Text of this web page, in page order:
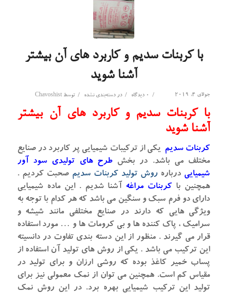
با کربنات سدیم و کاربرد های آن بیشتر
آشنا شوید
جولای 4, 2019 / 0 دیدگاه / در دسته‌بندی نشده / توسط Chavoshist
با کربنات سدیم و کاربرد های آن بیشتر
آشنا شوید
کربنات سدیم یکی از ترکیبات شیمیایی پر کاربرد در صنایع
مختلف می باشد. در بخش طرح های تولیدی سود آور
شیمیایی درباره روش تولید کربنات سدیم صحبت کردیم .
همچنین با
کربنات مراغه آشنا شدیم . این ماده شیمیایی
دارای دو فرم سبک و سنگین می باشد که هر کدام با توجه به
ویژگی هایی که دارند در صنایع مختلفی مانند شیشه و
سرامیک ، پاک کننده ها و بی کرومات ها و … مورد استفاده
قرار می گیرند . منظور از این دسته بندی تفاوت در دانسیته
این ترکیب می باشد . یکی از روش های تولید آن استفاده از
پساب خمیر کاغذ بوده که روشی ارزان و برای تولید در
مقیاس کم است. همچنین می توان از نمک معمولی نیز برای
تولید این ترکیب شیمیایی بهره برد. در این روش نمک